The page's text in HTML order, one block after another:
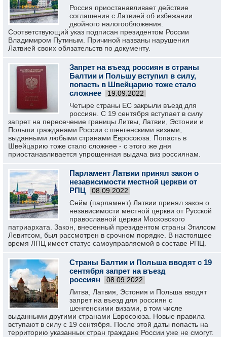
Россия приостанавливает действие
соглашения с Латвией об избежании
двойного налогообложения.
Соответствующий указ подписан президентом России
Владимиром Путиным. Причиной названы нарушения
Латвией своих обязательств по документу.
Запрет на въезд россиян в страны
Балтии и Польшу вступил в силу,
попасть в Швейцарию тоже стало
сложнее
19.09.2022
Четыре страны ЕС закрыли въезд для
россиян. С 19 сентября вступает в силу
запрет на пересечение границы Литвы, Латвии, Эстонии и
Польши гражданами России с шенгенскими визами,
выданными любыми странами Евросоюза. Попасть в
Швейцарию тоже стало сложнее - с этого же дня
приостанавливается упрощенная выдача виз россиянам.
Парламент Латвии принял закон о
независимости местной церкви от
РПЦ
08.09.2022
Сейм (парламент) Латвии принял закон о
независимости местной церкви от Русской
православной церкви Московского
патриархата. Закон, внесенный президентом страны Эгилсом
Левитсом, был рассмотрен в срочном порядке. В настоящее
время ЛПЦ имеет статус самоуправляемой в составе РПЦ.
Страны Балтии и Польша вводят с 19
сентября запрет на въезд
россиян
08.09.2022
Литва, Латвия, Эстония и Польша вводят
запрет на въезд для россиян с
шенгенскими визами, в том числе
выданными другими странами Евросоюза. Новые правила
вступают в силу с 19 сентября. После этой даты попасть на
территорию указанных стран граждане России уже не смогут.